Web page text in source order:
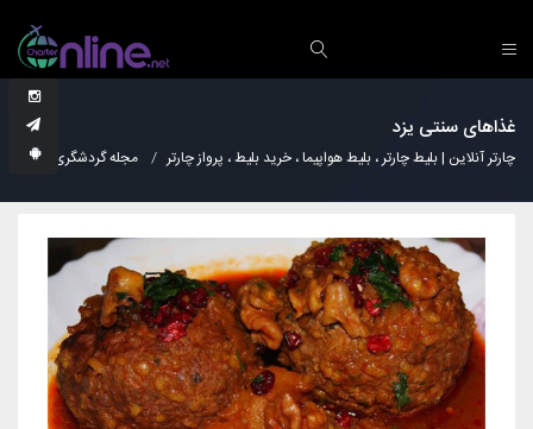
غذاهای سنتی یزد
چارتر آنلاین | بلیط چارتر ، بلیط هواپیما ، خرید بلیط ، پرواز چارتر مجله گردشگری